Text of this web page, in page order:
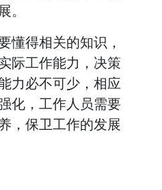
。
懂得相关的知识，
际工作能力，决策
力必不可少，相应
化，工作人员需要
，保卫工作的发展